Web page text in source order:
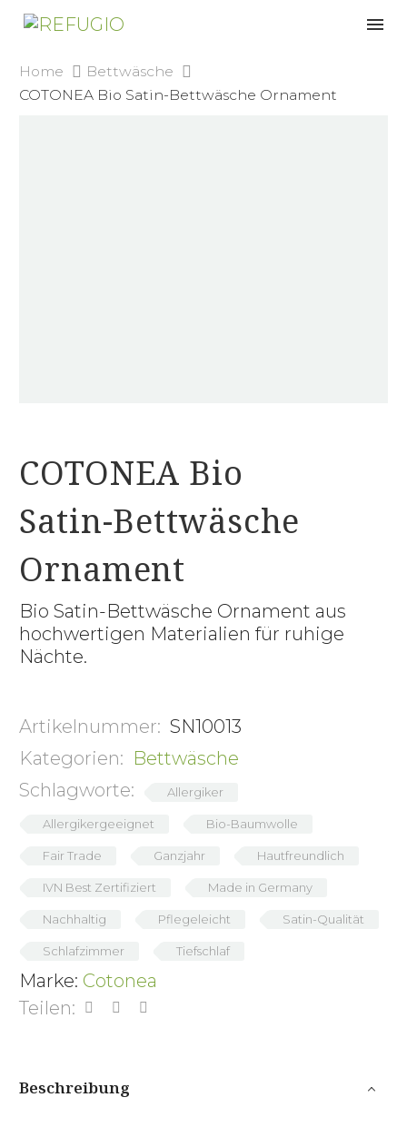
Home
Bettwäsche
COTONEA Bio Satin-Bettwäsche Ornament
COTONEA Bio
Satin-Bettwäsche
Ornament
Bio Satin-Bettwäsche Ornament aus
hochwertigen Materialien für ruhige
Nächte.
Artikelnummer: SN10013
Kategorien: Bettwäsche
Schlagworte:
Allergiker
Allergikergeeignet Bio-Baumwolle
Fair Trade Ganzjahr Hautfreundlich
IVN Best Zertifiziert Made in Germany
Nachhaltig Pflegeleicht Satin-Qualität
Schlafzimmer Tiefschlaf
Marke: Cotonea
Teilen:
Beschreibung